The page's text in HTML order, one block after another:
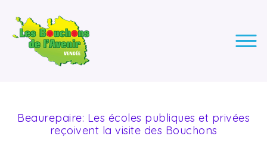
Beaurepaire: Les écoles publiques et privées
reçoivent la visite des Bouchons